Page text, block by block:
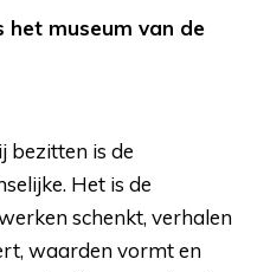
het museum van de
bezitten is de
Het is de
schenkt, verhalen
waarden vormt en